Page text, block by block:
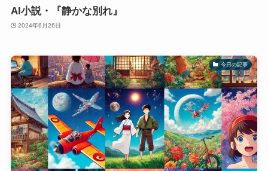
AI小説・『静かな別れ』
2024年6月26日
今日の記事